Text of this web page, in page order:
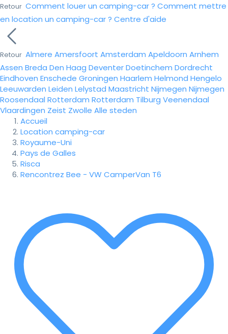
Retour Comment louer un camping-car ? Comment mettre
en location un camping-car ? Centre d'aide
Retour Almere Amersfoort Amsterdam Apeldoorn Arnhem
Assen Breda Den Haag DeventerDoetinchem Dordrecht
Eindhoven Enschede Groningen Haarlem Helmond Hengelo
Leeuwarden Leiden Lelystad Maastricht Nijmegen Nijmegen
Roosendaal Rotterdam Rotterdam Tilburg Veenendaal
Vlaardingen Zeist Zwolle Alle steden
Accueil
Location camping-car
Royaume-Uni
Pays de Galles
Risca
Rencontrez Bee - VW CamperVan T6